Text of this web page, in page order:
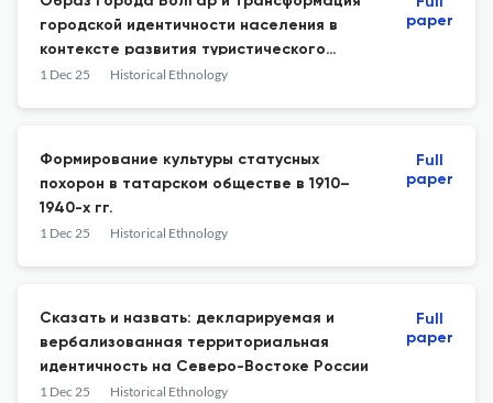
городской идентичности населения в
контексте развития туристического
потенциала
1 Dec 25 Historical Ethnology
paper
Формирование культуры статусных
похорон в татарском обществе в 1910–
1940-х гг.
1 Dec 25 Historical Ethnology
Full
paper
Сказать и назвать: декларируемая и
вербализованная территориальная
идентичность на Северо-Востоке России
1 Dec 25 Historical Ethnology
Full
paper